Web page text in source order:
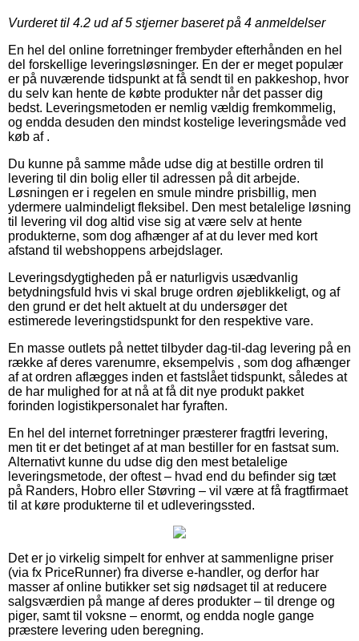
Vurderet til 4.2 ud af 5 stjerner baseret på 4 anmeldelser
En hel del online forretninger frembyder efterhånden en hel
del forskellige leveringsløsninger. En der er meget populær
er på nuværende tidspunkt at få sendt til en pakkeshop, hvor
du selv kan hente de købte produkter når det passer dig
bedst. Leveringsmetoden er nemlig vældig fremkommelig,
og endda desuden den mindst kostelige leveringsmåde ved
køb af .
Du kunne på samme måde udse dig at bestille ordren til
levering til din bolig eller til adressen på dit arbejde.
Løsningen er i regelen en smule mindre prisbillig, men
ydermere ualmindeligt fleksibel. Den mest betalelige løsning
til levering vil dog altid vise sig at være selv at hente
produkterne, som dog afhænger af at du lever med kort
afstand til webshoppens arbejdslager.
Leveringsdygtigheden på er naturligvis usædvanlig
betydningsfuld hvis vi skal bruge ordren øjeblikkeligt, og af
den grund er det helt aktuelt at du undersøger det
estimerede leveringstidspunkt for den respektive vare.
En masse outlets på nettet tilbyder dag-til-dag levering på en
række af deres varenumre, eksempelvis , som dog afhænger
af at ordren aflægges inden et fastslået tidspunkt, således at
de har mulighed for at nå at få dit nye produkt pakket
forinden logistikpersonalet har fyraften.
En hel del internet forretninger præsterer fragtfri levering,
men tit er det betinget af at man bestiller for en fastsat sum.
Alternativt kunne du udse dig den mest betalelige
leveringsmetode, der oftest – hvad end du befinder sig tæt
på Randers, Hobro eller Støvring – vil være at få fragtfirmaet
til at køre produkterne til et udleveringssted.
Det er jo virkelig simpelt for enhver at sammenligne priser
(via fx PriceRunner) fra diverse e-handler, og derfor har
masser af online butikker set sig nødsaget til at reducere
salgsværdien på mange af deres produkter – til drenge og
piger, samt til voksne – enormt, og endda nogle gange
præstere levering uden beregning.